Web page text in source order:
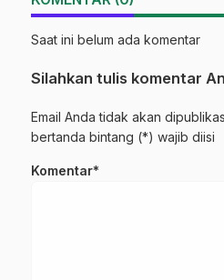
Saat ini belum ada komentar
Silahkan tulis komentar
Email Anda tidak akan
bertanda bintang (*) wajib diisi
Komentar*